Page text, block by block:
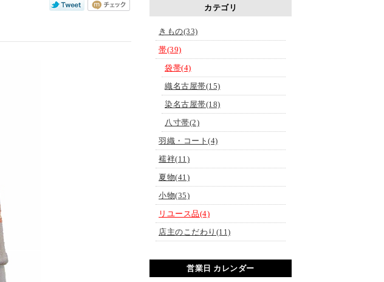
カテゴリ
きもの(33)
帯(39)
袋帯(4)
織名古屋帯(15)
染名古屋帯(18)
八寸帯(2)
羽織・コート(4)
襦袢(11)
夏物(41)
小物(35)
リユース品(4)
店主のこだわり(11)
営業日 カレンダー